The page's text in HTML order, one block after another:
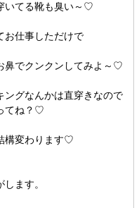
いてる靴も臭い～♡
お仕事しただけで
鼻でクンクンしてみよ～♡
ングなんかは直穿きなので
てね？♡
構変わります♡
ます。